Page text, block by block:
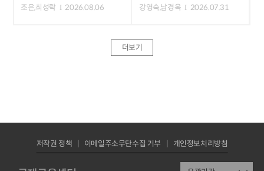
조은,최성락
2026.08.06
강영숙,남경옥
2026.07.31
더보기
저작권 정책 이메일주소무단수집 거부 개인정보처리방침